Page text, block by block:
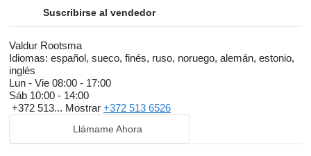
Suscribirse al vendedor
Valdur Rootsma
Idiomas: español, sueco, finés, ruso, noruego, alemán, estonio,
inglés
Lun - Vie 08:00 - 17:00
Sáb 10:00 - 14:00
+372 513... Mostrar +372 513 6526
Llámame Ahora